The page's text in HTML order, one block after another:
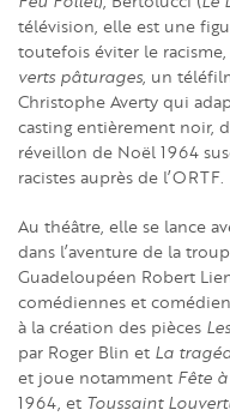
télévision, elle est une
toutefois éviter le
verts pâturages, un
Christophe Averty qui
casting entièrement noir,
réveillon de Noël 1964
racistes auprès de l’ORTF.
Au théâtre, elle se lance
dans l’aventure de la
Guadeloupéen Robert
comédiennes et
à la création des pièces
par Roger Blin et La
et joue notamment Fête
1964, et Toussaint